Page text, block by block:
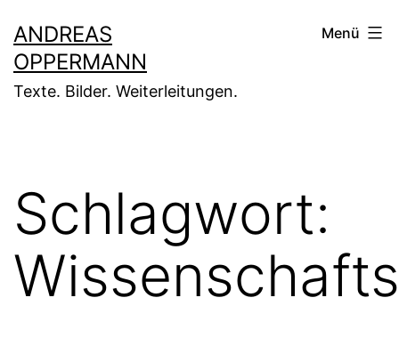
Inhalt
springen
ANDREAS
OPPERMANN
Texte. Bilder. Weiterleitungen.
Menü
Schlagwort: